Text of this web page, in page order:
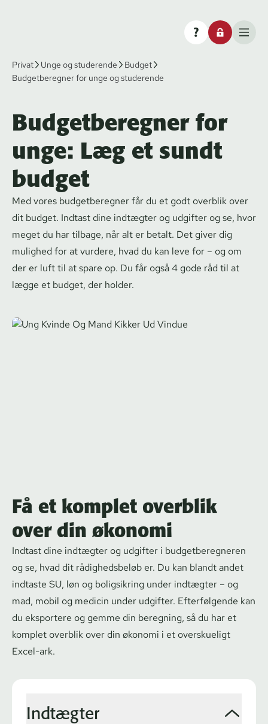
Privat Unge og studerende
Budget
Budgetberegner for unge og studerende
Budgetberegner for
unge: Læg et sundt
budget
Med vores budgetberegner får du et godt overblik over
dit budget. Indtast dine indtægter og udgifter og se, hvor
meget du har tilbage, når alt er betalt. Det giver dig
mulighed for at vurdere, hvad du kan leve for – og om
der er luft til at spare op. Du får også 4 gode råd til at
lægge et budget, der holder.
Få et komplet overblik
over din økonomi
Indtast dine indtægter og udgifter i bud­get­be­reg­ne­ren
og se, hvad dit rådighedsbeløb er. Du kan blandt andet
indtaste SU, løn og boligsikring under indtægter – og
mad, mobil og medicin under udgifter. Efterfølgende kan
du eksportere og gemme din beregning, så du har et
komplet overblik over din økonomi i et overskueligt
Excel-ark.
Indtægter